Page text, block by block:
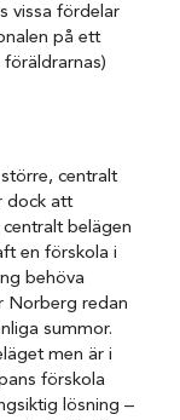
vissa fördelar
på ett
centralt
dock att
belägen
en förskola i
behöva
Norberg redan
summor.
men är i
förskola
lösning –